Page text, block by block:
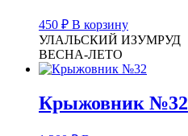
450 ₽ В корзину
УЛАЛЬСКИЙ ИЗУМРУД
ВЕСНА-ЛЕТО
Крыжовник №32